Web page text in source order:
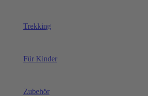
Trekking
Für Kinder
Zubehör